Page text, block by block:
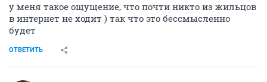
у меня такое ощущение, что почти никто из жильцов
в интернет не ходит ) так что это бессмысленно
будет
ОТВЕТИТЬ